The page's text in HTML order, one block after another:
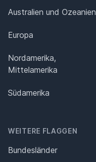
Australien und Ozeanien
Europa
Nordamerika,
Mittelamerika
Südamerika
WEITERE FLAGGEN
Bundesländer